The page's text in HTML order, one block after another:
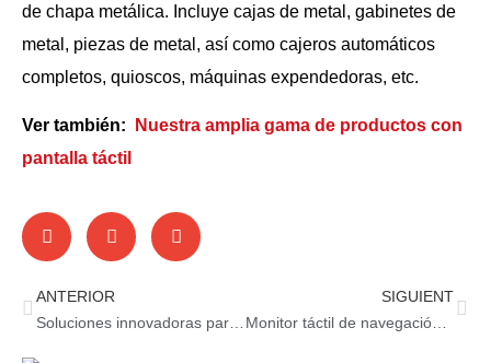
de chapa metálica. Incluye cajas de metal, gabinetes de
metal, piezas de metal, así como cajeros automáticos
completos, quioscos, máquinas expendedoras, etc.
Ver también:
Nuestra amplia gama de productos con
pantalla táctil
ANTERIOR
Soluciones innovadoras para monitores táctiles: BEGE 2024, día 2
SIGUIENT
Monitor táctil de navegación para autobús: la brújula digital